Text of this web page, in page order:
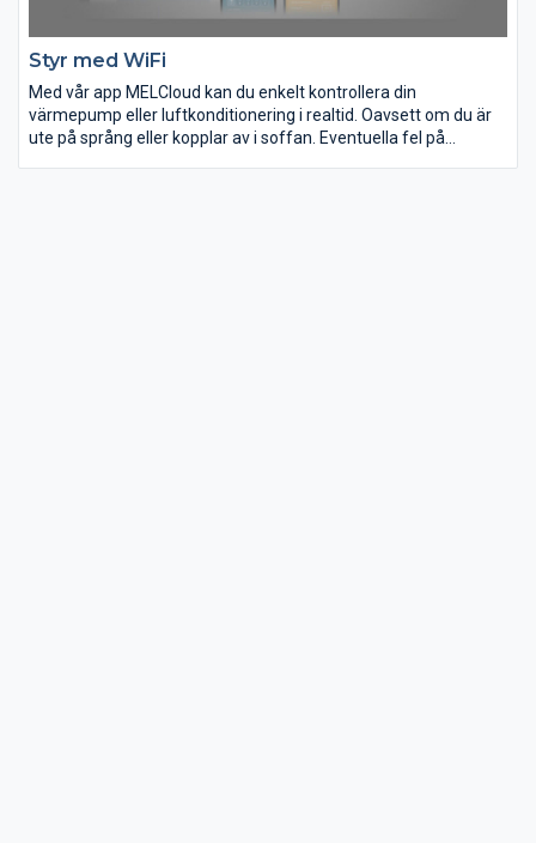
Styr med WiFi
Med vår app MELCloud kan du enkelt kontrollera din
värmepump eller luftkonditionering i realtid. Oavsett om du är
ute på språng eller kopplar av i soffan. Eventuella fel på